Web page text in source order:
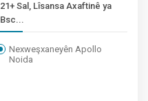
21+ Sal, Lîsansa Axaftinê ya
Bsc...
Nexweşxaneyên Apollo
Noida